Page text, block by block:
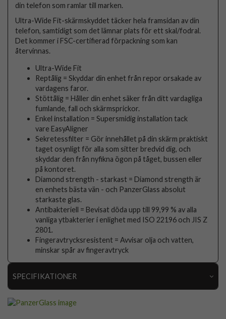
din telefon som ramlar till marken.
Ultra-Wide Fit-skärmskyddet täcker hela framsidan av din
telefon, samtidigt som det lämnar plats för ett skal/fodral.
Det kommer i FSC-certifierad förpackning som kan
återvinnas.
Ultra-Wide Fit
Reptålig = Skyddar din enhet från repor orsakade av
vardagens faror.
Stöttålig = Håller din enhet säker från ditt vardagliga
fumlande, fall och skärmsprickor.
Enkel installation = Supersmidig installation tack
vare EasyAligner
Sekretessfilter = Gör innehållet på din skärm praktiskt
taget osynligt för alla som sitter bredvid dig, och
skyddar den från nyfikna ögon på tåget, bussen eller
på kontoret.
Diamond strength - starkast = Diamond strength är
en enhets bästa vän - och PanzerGlass absolut
starkaste glas.
Antibakteriell = Bevisat döda upp till 99,99 % av alla
vanliga ytbakterier i enlighet med ISO 22196 och JIS Z
2801.
Fingeravtrycksresistent = Avvisar olja och vatten,
minskar spår av fingeravtryck
SPECIFIKATIONER